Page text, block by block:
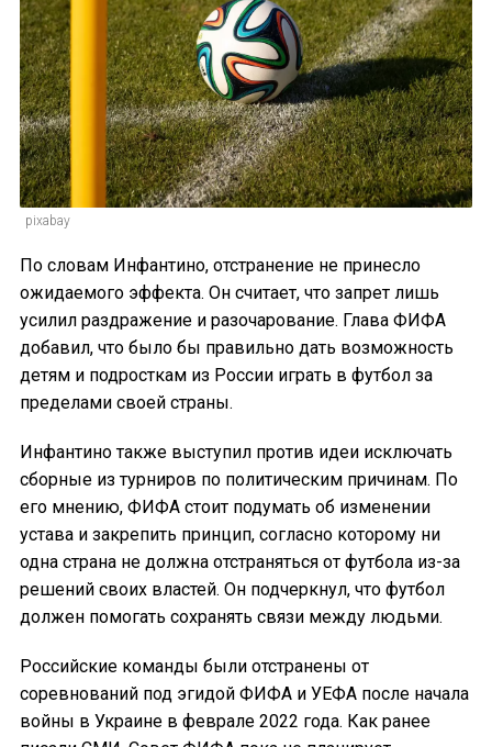
pixabay
По словам Инфантино, отстранение не принесло
ожидаемого эффекта. Он считает, что запрет лишь
усилил раздражение и разочарование. Глава ФИФА
добавил, что было бы правильно дать возможность
детям и подросткам из России играть в футбол за
пределами своей страны.
Инфантино также выступил против идеи исключать
сборные из турниров по политическим причинам. По
его мнению, ФИФА стоит подумать об изменении
устава и закрепить принцип, согласно которому ни
одна страна не должна отстраняться от футбола из-за
решений своих властей. Он подчеркнул, что футбол
должен помогать сохранять связи между людьми.
Российские команды были отстранены от
соревнований под эгидой ФИФА и УЕФА после начала
войны в Украине в феврале 2022 года. Как ранее